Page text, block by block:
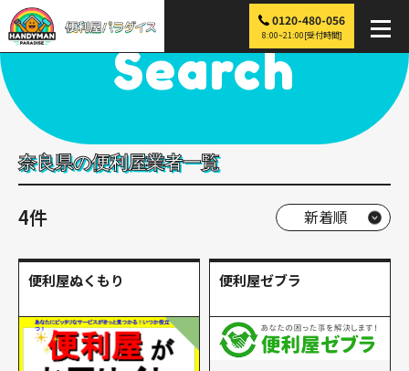
0120-480-056
8:00~21:00[受付時間]
便利屋パラダイス > 探す
Search
奈良県の便利屋業者一覧
4件
便利屋ぬくもり 便利屋ゼブラ